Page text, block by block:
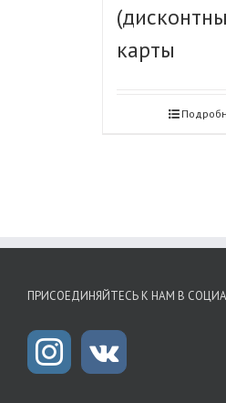
карты
ПРИСОЕДИНЯЙТЕСЬ К НАМ В